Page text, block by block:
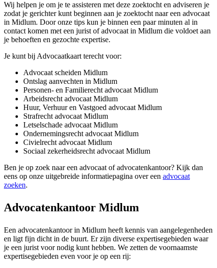
Wij helpen je om je te assisteren met deze zoektocht en adviseren je
zodat je gerichter kunt beginnen aan je zoektocht naar een advocaat
in Midlum. Door onze tips kun je binnen een paar minuten al in
contact komen met een jurist of advocaat in Midlum die voldoet aan
je behoeften en gezochte expertise.
Je kunt bij Advocaatkaart terecht voor:
Advocaat scheiden Midlum
Ontslag aanvechten in Midlum
Personen- en Familierecht advocaat Midlum
Arbeidsrecht advocaat Midlum
Huur, Verhuur en Vastgoed advocaat Midlum
Strafrecht advocaat Midlum
Letselschade advocaat Midlum
Ondernemingsrecht advocaat Midlum
Civielrecht advocaat Midlum
Sociaal zekerheidsrecht advocaat Midlum
Ben je op zoek naar een advocaat of advocatenkantoor? Kijk dan
eens op onze uitgebreide informatiepagina over een advocaat
zoeken.
Advocatenkantoor Midlum
Een advocatenkantoor in Midlum heeft kennis van aangelegenheden
en ligt fijn dicht in de buurt. Er zijn diverse expertisegebieden waar
je een jurist voor nodig kunt hebben. We zetten de voornaamste
expertisegebieden even voor je op een rij: